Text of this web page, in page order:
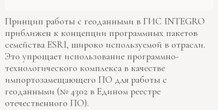
Принцип работы с геоданными в ГИС INTEGRO
приближен к концепции программных пакетов
семейства ESRI, широко используемой в отрасли.
Это упрощает использование программно-
технологического комплекса в качестве
импортозамещающего ПО для работы с
геоданными (№ 4302 в Едином реестре
отечественного ПО).